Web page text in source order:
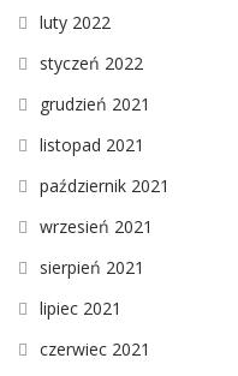
luty 2022
styczeń 2022
grudzień 2021
listopad 2021
październik 2021
wrzesień 2021
sierpień 2021
lipiec 2021
czerwiec 2021